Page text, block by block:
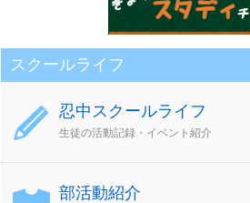
スクールライフ
忍中スクールライフ
生徒の活動記録・イベント紹介
部活動紹介